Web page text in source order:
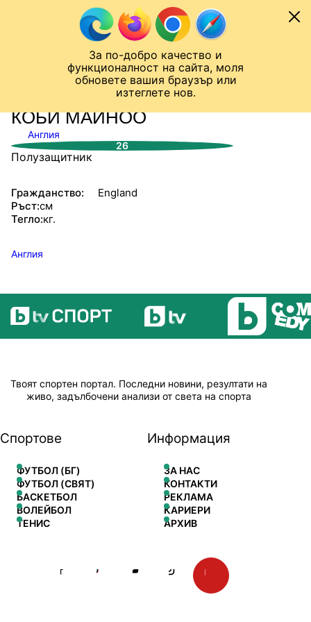
За по-добро качество и
функционалност на сайта, моля
обновете вашия браузър или
изтеглете нов.
Към съдържанието
Лига на Конференциите
СТАТИСТИКИ
КОБИ МАЙНОО
Англия
26
Полузащитник
Гражданство:
England
Ръст:см
Тегло:кг.
Англия
Твоят спортен портал. Последни новини, резултати на
живо, задълбочени анализи от света на спорта
Спортове
ФУТБОЛ (БГ)
ФУТБОЛ (СВЯТ)
БАСКЕТБОЛ
ВОЛЕЙБОЛ
ТЕНИС
Информация
ЗА НАС
КОНТАКТИ
РЕКЛАМА
КАРИЕРИ
АРХИВ